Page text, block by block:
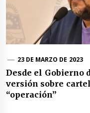
23 DE MARZO DE 2023
Desde el Gobierno
versión sobre
“operación”